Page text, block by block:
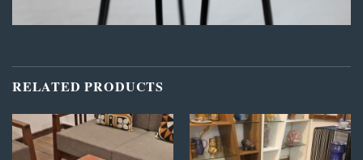
RELATED PRODUCTS